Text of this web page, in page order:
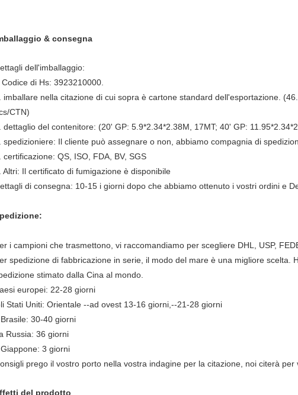
& consegna
dell'imballaggio:
Codice di Hs: 3923210000.
imballare nella citazione di cui sopra è cartone standard dell'esportazione.
CTN)
dettaglio del contenitore: (20' GP: 5.9*2.34*2.38M, 17MT; 40' GP:
spedizioniere: Il cliente può assegnare o non, abbiamo compagnia di
certificazione: QS, ISO, FDA, BV, SGS
Altri: Il certificato di fumigazione è disponibile
di consegna: 10-15 i giorni dopo che abbiamo ottenuto i vostri ordini e
i campioni che trasmettono, vi raccomandiamo per scegliere DHL, USP,
spedizione di fabbricazione in serie, il modo del mare è una migliore scelta.
stimato dalla Cina al mondo.
europei: 22-28 giorni
Stati Uniti: Orientale --ad ovest 13-16 giorni,--21-28 giorni
30-40 giorni
Russia: 36 giorni
3 giorni
prego il vostro porto nella vostra indagine per la citazione, noi citerà per
del prodotto